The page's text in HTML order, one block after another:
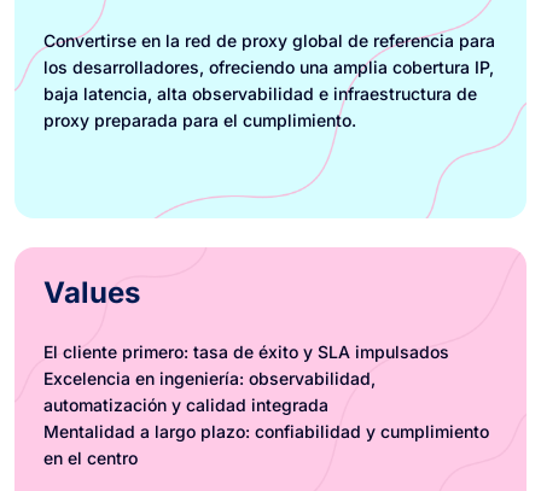
Convertirse en la red de proxy global de referencia para
los desarrolladores, ofreciendo una amplia cobertura IP,
baja latencia, alta observabilidad e infraestructura de
proxy preparada para el cumplimiento.
Values
El cliente primero: tasa de éxito y SLA impulsados
Excelencia en ingeniería: observabilidad,
automatización y calidad integrada
Mentalidad a largo plazo: confiabilidad y cumplimiento
en el centro